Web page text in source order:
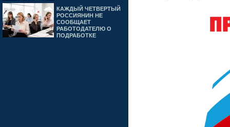
КАЖДЫЙ ЧЕТВЕРТЫЙ
РОССИЯНИН НЕ
СООБЩАЕТ
РАБОТОДАТЕЛЮ О
ПОДРАБОТКЕ